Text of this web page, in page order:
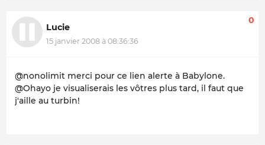
Lucie
15 janvier 2008 à 08:36:36
0
@nonolimit merci pour ce lien alerte à Babylone.
@Ohayo je visualiserais les vôtres plus tard, il faut que
j'aille au turbin!